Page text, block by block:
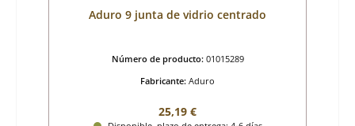
Aduro 9 junta de vidrio centrado
Número de producto: 01015289
Fabricante: Aduro
Precio normal:
25,19 €